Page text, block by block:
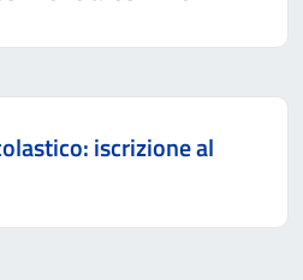
iscrizione al